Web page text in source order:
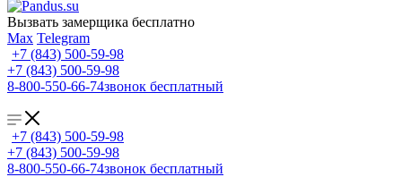
Вызвать замерщика бесплатно
Max Telegram
+7 (843) 500-59-98
+7 (843) 500-59-98
8-800-550-66-74звонок бесплатный
+7 (843) 500-59-98
+7 (843) 500-59-98
8-800-550-66-74звонок бесплатный